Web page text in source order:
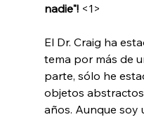
nadie"! <1>
El Dr. Craig ha
tema por más de
parte, sólo he
objetos
años. Aunque soy